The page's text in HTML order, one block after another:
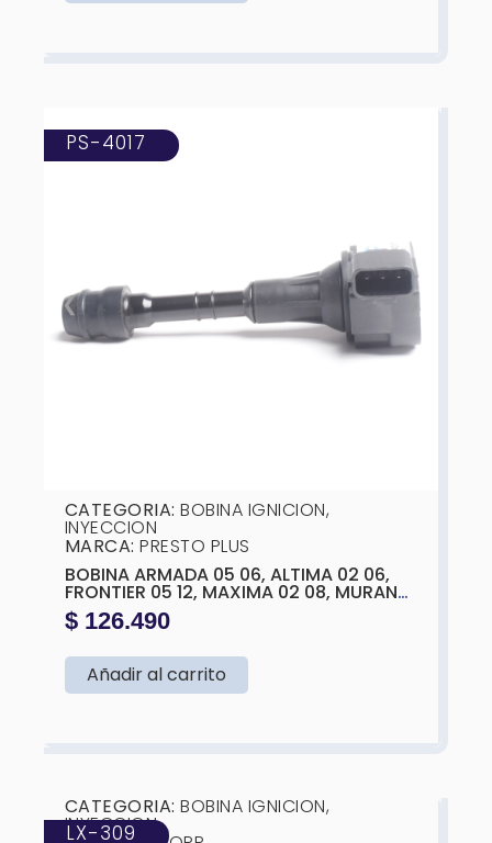
❮ ❯
PS-4017
CATEGORIA:BOBINA IGNICION,
INYECCION
MARCA:PRESTO PLUS
BOBINA ARMADA 05 06, ALTIMA 02 06,
FRONTIER 05 12, MAXIMA 02 08, MURANO
03 07, PATHFINDER 03 12, QUEST 04 09, X
TERRA 05 12,SUZUKI EQUATOR 09 12
OEM:22433-8J115, 11C,22448-8J111,115
OTHERS: C1406, UF-349
$126.490
Añadir al carrito
❮
LX-309
CATEGORIA:BOBINA IGNICION,
INYECCION